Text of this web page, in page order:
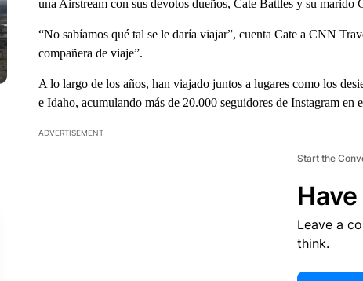
una Airstream con sus devotos dueños, Cate Battles y su marido
“No sabíamos qué tal se le daría viajar”, cuenta Cate a CNN
compañera de viaje”.
A lo largo de los años, han viajado juntos a lugares como los
e Idaho, acumulando más de 20.000 seguidores de Instagram en
ADVERTISEMENT
Start the
Leave a
think.